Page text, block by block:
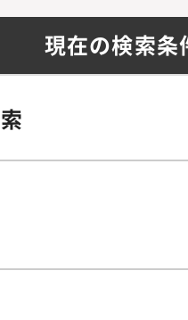
現在の検索条